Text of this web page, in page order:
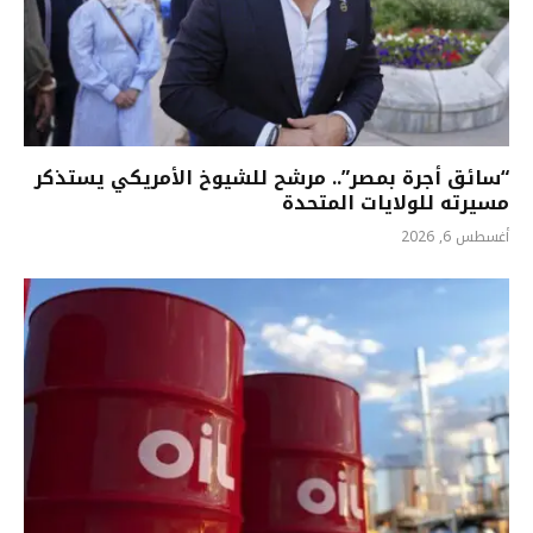
“سائق أجرة بمصر”.. مرشح للشيوخ الأمريكي يستذكر
مسيرته للولايات المتحدة
أغسطس 6, 2026